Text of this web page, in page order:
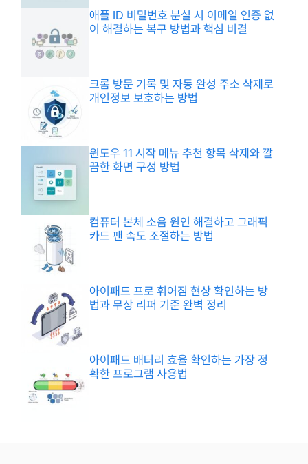
애플 ID 비밀번호 분실 시 이메일 인증 없
이 해결하는 복구 방법과 핵심 비결
크롬 방문 기록 및 자동 완성 주소 삭제로
개인정보 보호하는 방법
윈도우 11 시작 메뉴 추천 항목 삭제와 깔
끔한 화면 구성 방법
컴퓨터 본체 소음 원인 해결하고 그래픽
카드 팬 속도 조절하는 방법
아이패드 프로 휘어짐 현상 확인하는 방
법과 무상 리퍼 기준 완벽 정리
아이패드 배터리 효율 확인하는 가장 정
확한 프로그램 사용법